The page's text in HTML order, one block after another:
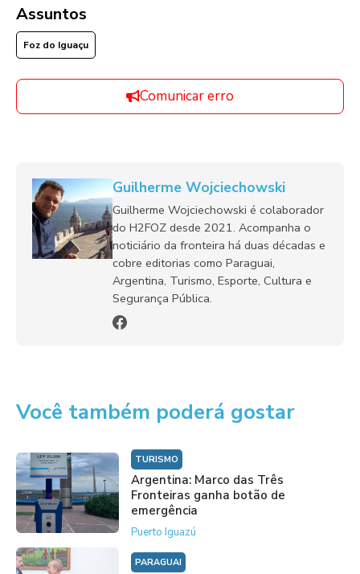
Assuntos
Foz do Iguaçu
Comunicar erro
Guilherme Wojciechowski
Guilherme Wojciechowski é colaborador
do H2FOZ desde 2021. Acompanha o
noticiário da fronteira há duas décadas e
cobre editorias como Paraguai,
Argentina, Turismo, Esporte, Cultura e
Segurança Pública.
Você também poderá gostar
TURISMO
Argentina: Marco das Três
Fronteiras ganha botão de
emergência
Puerto Iguazú
PARAGUAI